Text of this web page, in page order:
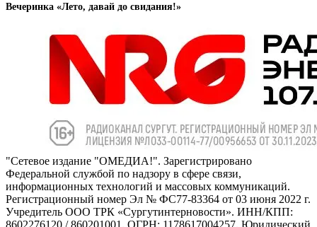
Вечеринка «Лето, давай до свидания!»
"Сетевое издание "ОМЕДИА!". Зарегистрировано
Федеральной службой по надзору в сфере связи,
информационных технологий и массовых коммуникаций.
Регистрационный номер Эл № ФС77-83364 от 03 июня 2022 г.
Учредитель ООО ТРК «Сургутинтерновости». ИНН/КПП:
8602276120 / 860201001. ОГРН: 1178617004257. Юридический